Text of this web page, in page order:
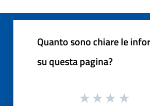
Quanto sono chiare le
su questa pagina?